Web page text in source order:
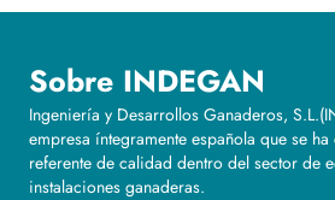
Sobre INDEGAN
Ingeniería y Desarrollos Ganaderos,
empresa íntegramente española que se
referente de calidad dentro del sector de
instalaciones ganaderas.